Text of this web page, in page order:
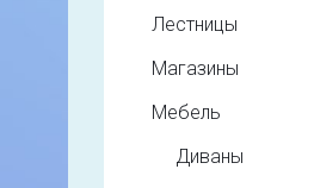
Лестницы
Магазины
Мебель
Диваны